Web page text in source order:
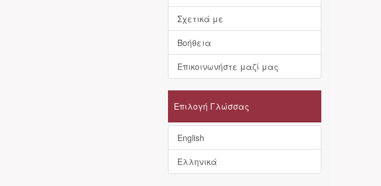
Σχετικά με
Βοήθεια
Επικοινωνήστε μαζί μας
Επιλογή Γλώσσας
English
Ελληνικά